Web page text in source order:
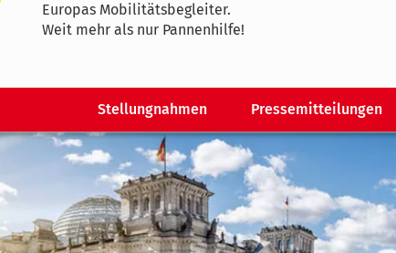
Europas Mobilitätsbegleiter.
Weit mehr als nur Pannenhilfe!
Stellungnahmen Pressemitteilungen